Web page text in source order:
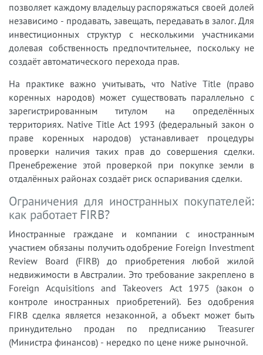
позволяет каждому владельцу распоряжаться своей долей
независимо - продавать, завещать, передавать в залог. Для
инвестиционных структур с несколькими участниками
долевая собственность предпочтительнее, поскольку не
создаёт автоматического перехода прав.
На практике важно учитывать, что Native Title (право
коренных народов) может существовать параллельно с
зарегистрированным титулом на определённых
территориях. Native Title Act 1993 (федеральный закон о
праве коренных народов) устанавливает процедуры
проверки наличия таких прав до совершения сделки.
Пренебрежение этой проверкой при покупке земли в
отдалённых районах создаёт риск оспаривания сделки.
Ограничения для иностранных покупателей:
как работает FIRB?
Иностранные граждане и компании с иностранным
участием обязаны получить одобрение Foreign Investment
Review Board (FIRB) до приобретения любой жилой
недвижимости в Австралии. Это требование закреплено в
Foreign Acquisitions and Takeovers Act 1975 (закон о
контроле иностранных приобретений). Без одобрения
FIRB сделка является незаконной, а объект может быть
принудительно продан по предписанию Treasurer
(Министра финансов) - нередко по цене ниже рыночной.